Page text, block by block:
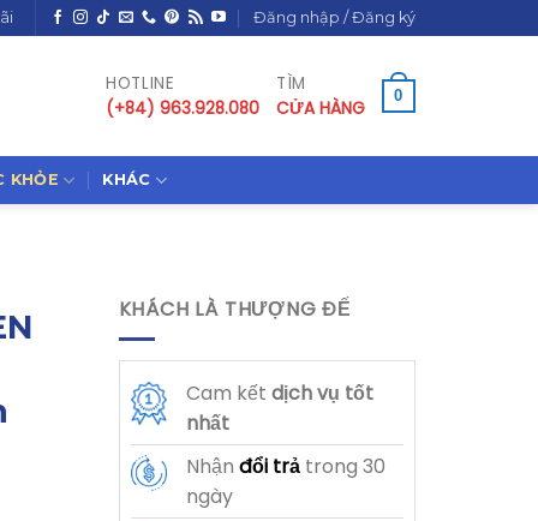
Đăng nhập / Đăng ký
HOTLINE
(+84) 963.928.080
TÌM
CỬA HÀNG
0
KHỎE KHÁC
KHÁCH LÀ THƯỢNG ĐẾ
Cam kết dịch vụ tốt
nhất
Nhận đổi trảtrong 30
ngày